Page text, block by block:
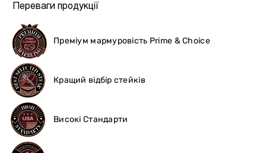
Переваги продукції
Преміум мармуровість Prime & Choice
Кращий відбір стейків
Високі Стандарти